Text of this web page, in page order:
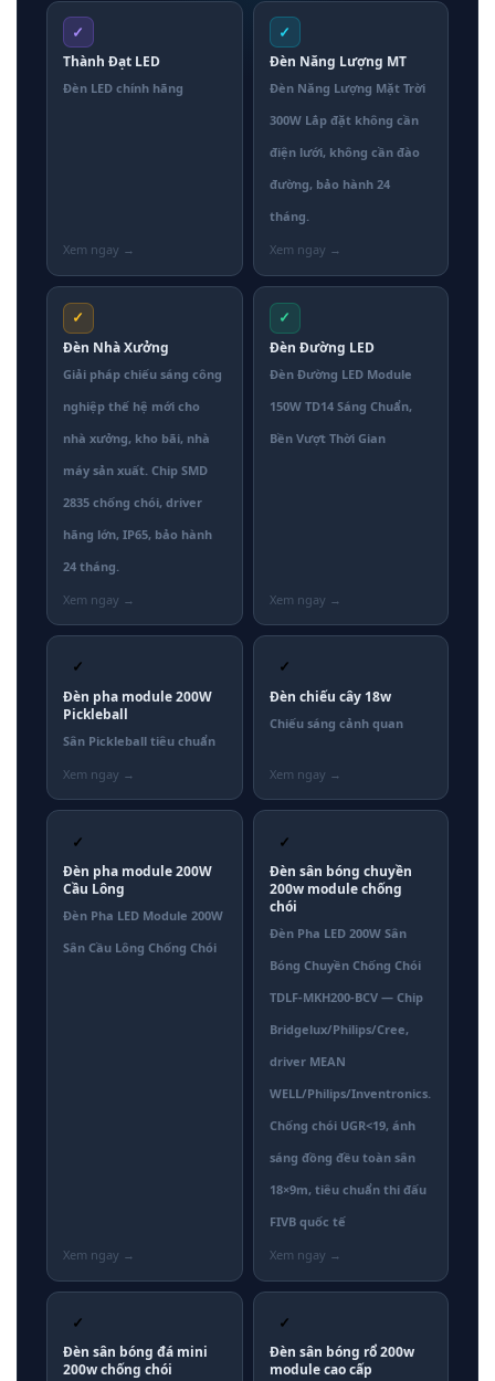
✓
Thành Đạt LED
Đèn LED chính hãng
✓
Đèn Năng Lượng MT
Đèn Năng Lượng Mặt Trời
300W Lắp đặt không cần
điện lưới, không cần đào
đường, bảo hành 24
tháng.
✓
Đèn Nhà Xưởng
Giải pháp chiếu sáng công
nghiệp thế hệ mới cho
nhà xưởng, kho bãi, nhà
máy sản xuất. Chip SMD
2835 chống chói, driver
hãng lớn, IP65, bảo hành
24 tháng.
✓
Đèn Đường LED
Đèn Đường LED Module
150W TD14 Sáng Chuẩn,
Bền Vượt Thời Gian
✓
Đèn pha module 200W
Pickleball
Sân Pickleball tiêu chuẩn
✓
Đèn chiếu cây 18w
Chiếu sáng cảnh quan
✓
Đèn pha module 200W
Cầu Lông
Đèn Pha LED Module 200W
Sân Cầu Lông Chống Chói
✓
Đèn sân bóng chuyền
200w module chống
chói
Đèn Pha LED 200W Sân
Bóng Chuyền Chống Chói
TDLF-MKH200-BCV — Chip
Bridgelux/Philips/Cree,
driver MEAN
WELL/Philips/Inventronics.
Chống chói UGR<19, ánh
sáng đồng đều toàn sân
18×9m, tiêu chuẩn thi đấu
FIVB quốc tế
✓
Đèn sân bóng đá mini
200w chống chói
✓
Đèn sân bóng rổ 200w
module cao cấp